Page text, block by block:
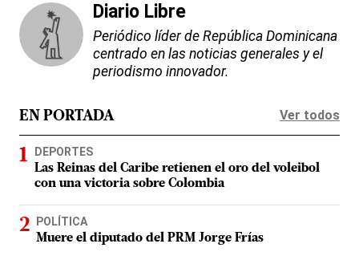
Diario Libre
Periódico líder de República Dominicana
centrado en las noticias generales y el
periodismo innovador.
EN PORTADA Ver todos
DEPORTES
Las Reinas del Caribe retienen el oro del voleibol
con una victoria sobre Colombia
POLÍTICA
Muere el diputado del PRM Jorge Frías